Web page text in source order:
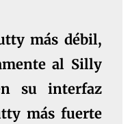
más débil,
al Silly
su interfaz
más fuerte